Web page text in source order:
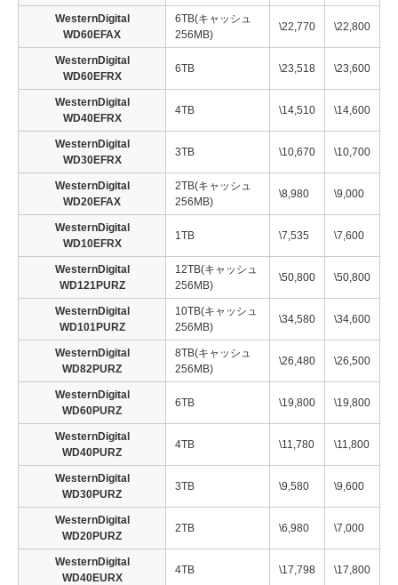
WesternDigital
WD60EFAX
6TB(キャッシュ
256MB)
\22,770 \22,800
WesternDigital
WD60EFRX
6TB \23,518 \23,600
WesternDigital
WD40EFRX
4TB \14,510 \14,600
WesternDigital
WD30EFRX
3TB \10,670 \10,700
WesternDigital
WD20EFAX
2TB(キャッシュ
256MB)
\8,980 \9,000
WesternDigital
WD10EFRX
1TB \7,535 \7,600
WesternDigital
WD121PURZ
12TB(キャッシュ
256MB)
\50,800 \50,800
WesternDigital
WD101PURZ
10TB(キャッシュ
256MB)
\34,580 \34,600
WesternDigital
WD82PURZ
8TB(キャッシュ
256MB)
\26,480 \26,500
WesternDigital
WD60PURZ
6TB \19,800 \19,800
WesternDigital
WD40PURZ
4TB \11,780 \11,800
WesternDigital
WD30PURZ
3TB \9,580 \9,600
WesternDigital
WD20PURZ
2TB \6,980 \7,000
WesternDigital
WD40EURX
4TB \17,798 \17,800